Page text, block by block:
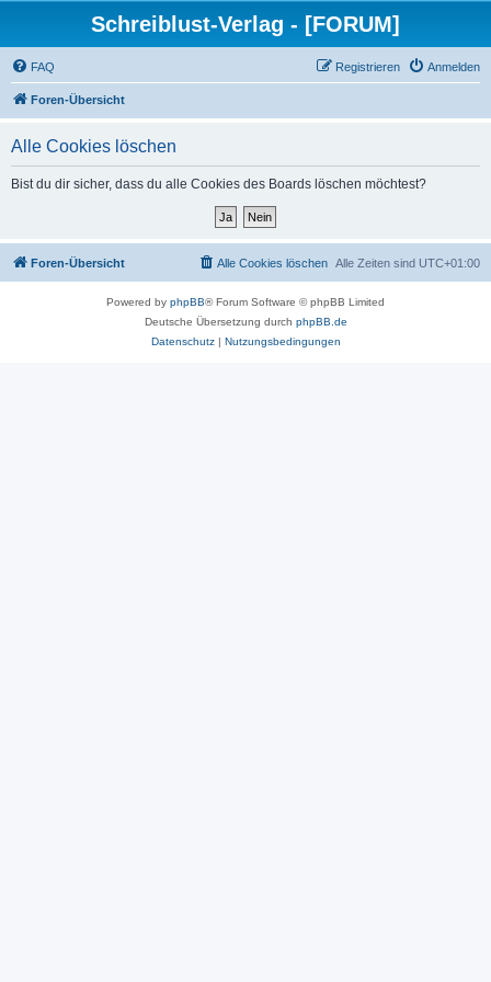
Schreiblust-Verlag - [FORUM]
FAQ Anmelden
Registrieren
Foren-Übersicht
Alle Cookies löschen
Bist du dir sicher, dass du alle Cookies des Boards löschen möchtest?
Foren-Übersicht Alle Zeiten sind UTC+01:00
Alle Cookies löschen
Powered by phpBB® Forum Software © phpBB Limited
Deutsche Übersetzung durch phpBB.de
Datenschutz| Nutzungsbedingungen